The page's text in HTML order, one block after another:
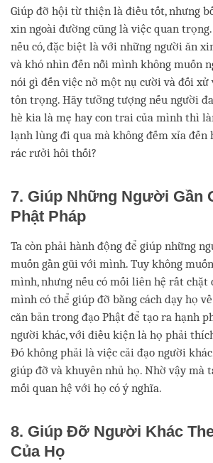
Giúp đỡ hội từ thiện là điều tốt, nhưng
xin ngoài đường cũng là việc quan
nếu có, đặc biệt là với những người ăn
và khó nhìn đến nỗi mình không muốn
nói gì đến việc nở một nụ cười và đối xử
tôn trọng. Hãy tưởng tượng nếu người
hè kia là mẹ hay con trai của mình thì
lạnh lùng đi qua mà không đếm xỉa đến
rác rưởi hôi thối?
7. Giúp Những Người Gần
Phật Pháp
Ta còn phải hành động để giúp những
muốn gần gũi với mình. Tuy không
mình, nhưng nếu có mối liên hệ rất chặt
mình có thể giúp đỡ bằng cách dạy họ
căn bản trong đạo Phật để tạo ra hạnh
người khác, với điều kiện là họ phải
Đó không phải là việc cải đạo người
giúp đỡ và khuyên nhủ họ. Nhờ vậy mà
mối quan hệ với họ có ý nghĩa.
8. Giúp Đỡ Người Khác
Của Họ